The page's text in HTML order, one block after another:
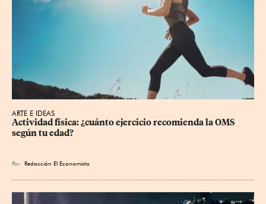
ARTE E IDEAS
Actividad física: ¿cuánto ejercicio recomienda la OMS
según tu edad?
Por Redacción El Economista